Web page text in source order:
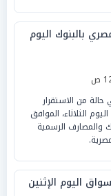
بالبنوك اليوم
من الاستقرار
الثلاثاء، الموافق
البنوك والمصارف الرسمية
اليوم الإثنين